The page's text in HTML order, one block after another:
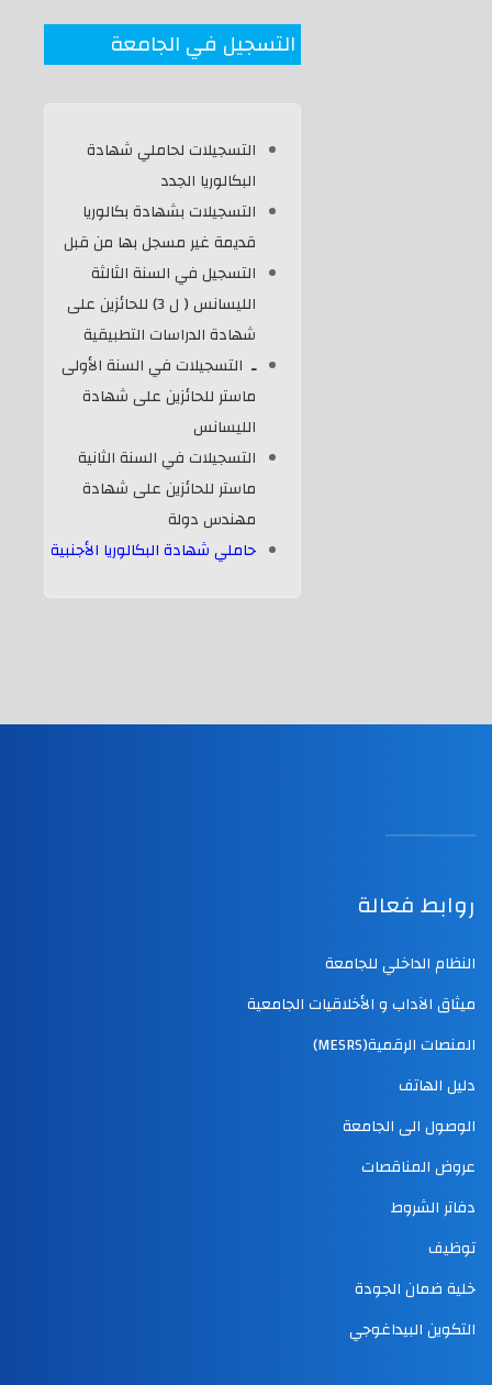
التسجيل في الجامعة
التسجيلات لحاملي شهادة
البكالوريا الجدد
التسجيلات بشهادة بكالوريا
قديمة غير مسجل بها من قبل
التسجيل في السنة الثالثة
الليسانس ( ل 3) للحائزين على
شهادة الدراسات التطبيقية
ـ التسجيلات في السنة اﻷولى
ماستر للحائزين على شهادة
الليسانس
التسجيلات في السنة الثانية
ماستر للحائزين على شهادة
مهندس دولة
حاملي شهادة البكالوريا الأجنبية
روابط فعالة
النظام الداخلي للجامعة
ميثاق الآداب و الأخلاقيات الجامعية
المنصات الرقمية(MESRS)
دليل الهاتف
الوصول الى الجامعة
عروض المناقصات
دفاتر الشروط
توظيف
خلية ضمان الجودة
التكوين البيداغوجي